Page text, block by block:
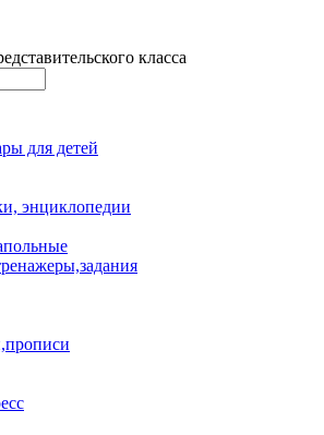
класса
для детей
энциклопедии